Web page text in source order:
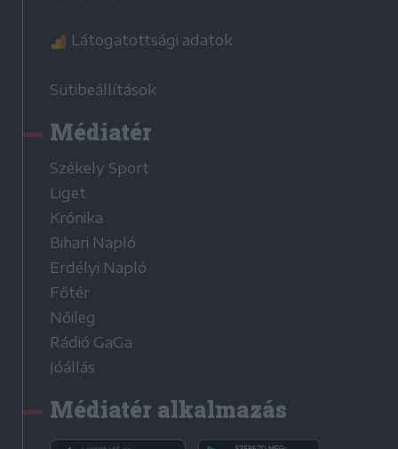
Látogatottsági adatok
Sütibeállítások
Médiatér
Székely Sport
Liget
Krónika
Bihari Napló
Erdélyi Napló
Főtér
Nőileg
Rádió GaGa
Jóállás
Médiatér alkalmazás